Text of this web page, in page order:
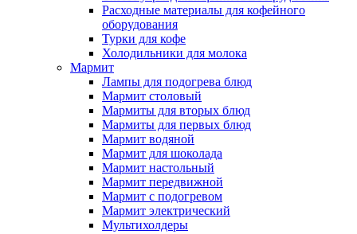
Расходные материалы для кофейного
оборудования
Турки для кофе
Холодильники для молока
Мармит
Лампы для подогрева блюд
Мармит столовый
Мармиты для вторых блюд
Мармиты для первых блюд
Мармит водяной
Мармит для шоколада
Мармит настольный
Мармит передвижной
Мармит с подогревом
Мармит электрический
Мультихолдеры